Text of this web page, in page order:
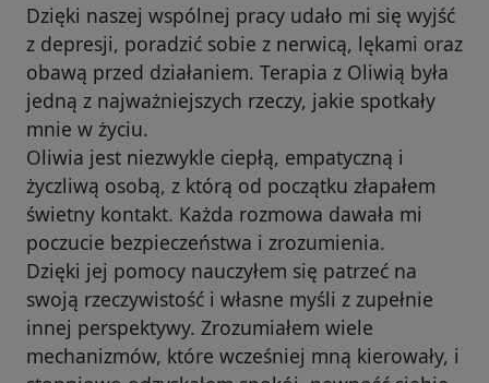
Dzięki naszej wspólnej pracy udało mi się wyjść
z depresji, poradzić sobie z nerwicą, lękami oraz
obawą przed działaniem. Terapia z Oliwią była
jedną z najważniejszych rzeczy, jakie spotkały
mnie w życiu.
Oliwia jest niezwykle ciepłą, empatyczną i
życzliwą osobą, z którą od początku złapałem
świetny kontakt. Każda rozmowa dawała mi
poczucie bezpieczeństwa i zrozumienia.
Dzięki jej pomocy nauczyłem się patrzeć na
swoją rzeczywistość i własne myśli z zupełnie
innej perspektywy. Zrozumiałem wiele
mechanizmów, które wcześniej mną kierowały, i